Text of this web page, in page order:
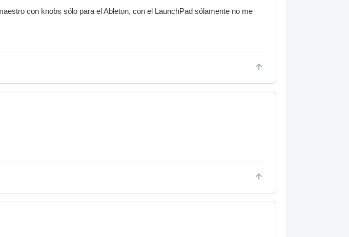
con knobs sólo para el Ableton, con el LaunchPad sólamente no me